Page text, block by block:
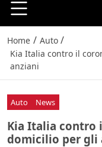
Home / Auto /
Kia Italia contro il
anziani
Auto News
Kia Italia contro
domicilio per gli